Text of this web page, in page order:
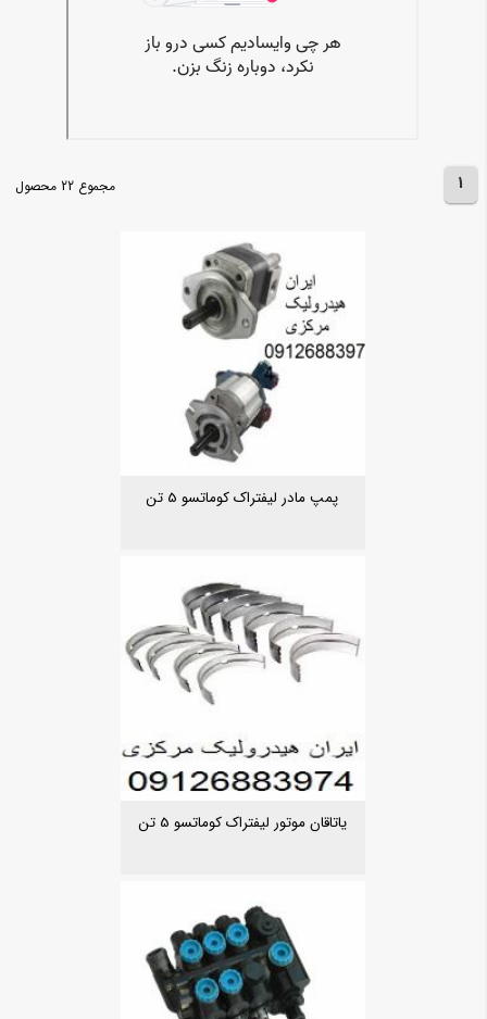
1 مجموع 22 محصول
پمپ مادر لیفتراک کوماتسو 5 تن
یاتاقان موتور لیفتراک کوماتسو 5 تن